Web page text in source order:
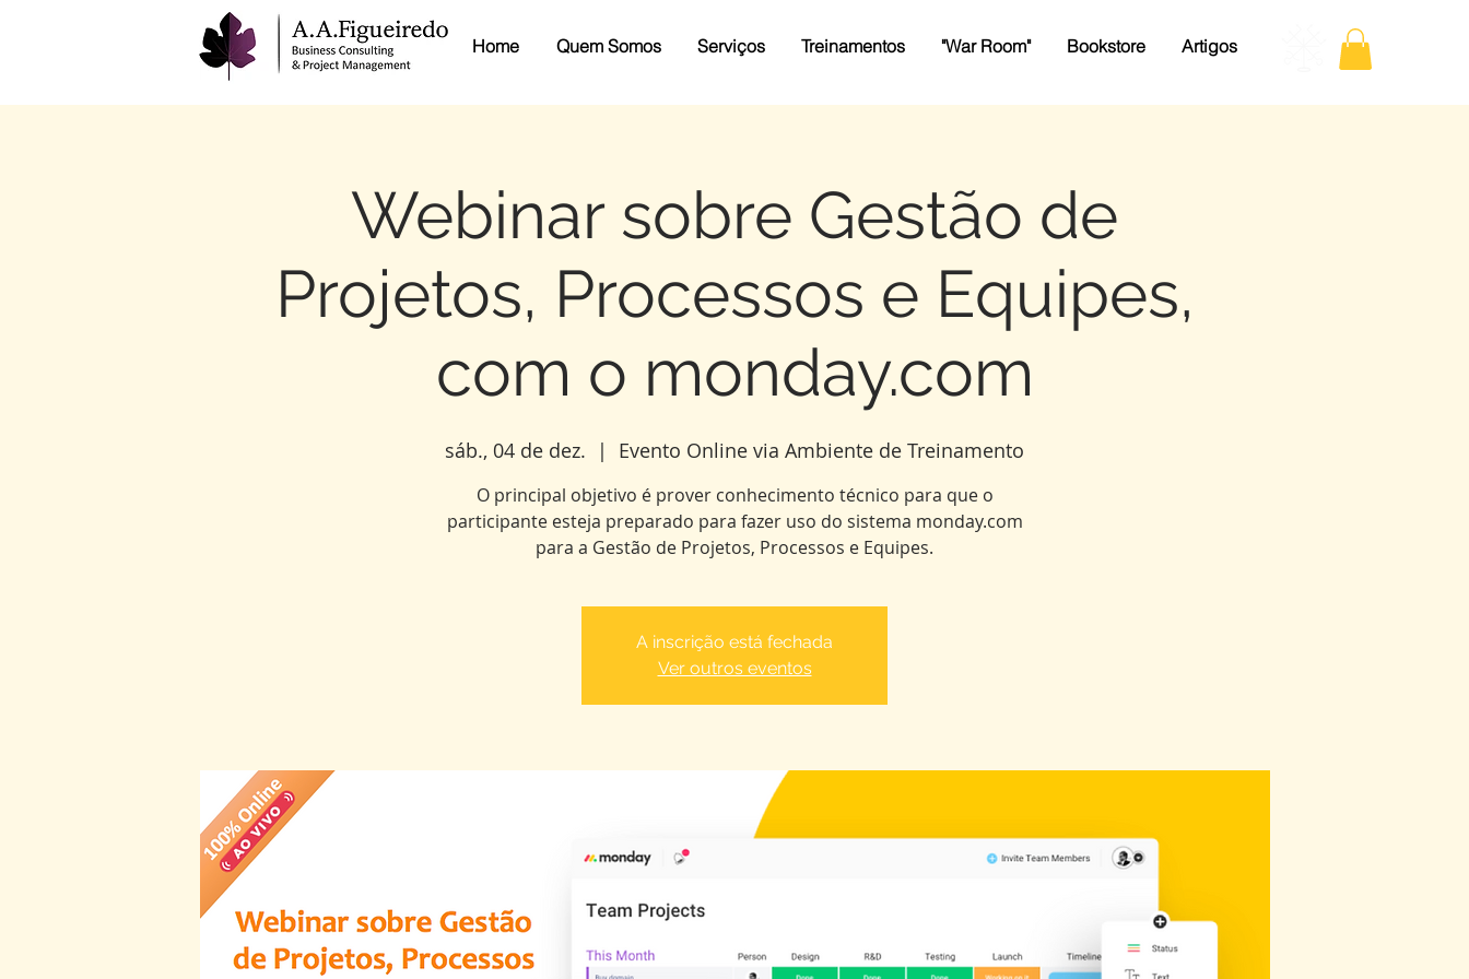
Home Quem Somos Serviços Treinamentos "War Room" Bookstore Artigos
Webinar sobre Gestão de
Projetos, Processos e Equipes,
com o monday.com
sáb., 04 de dez.
  |
Evento Online via Ambiente de Treinamento
O principal objetivo é prover conhecimento técnico para que o
participante esteja preparado para fazer uso do sistema monday.com
para a Gestão de Projetos, Processos e Equipes.
A inscrição está fechada
Ver outros eventos